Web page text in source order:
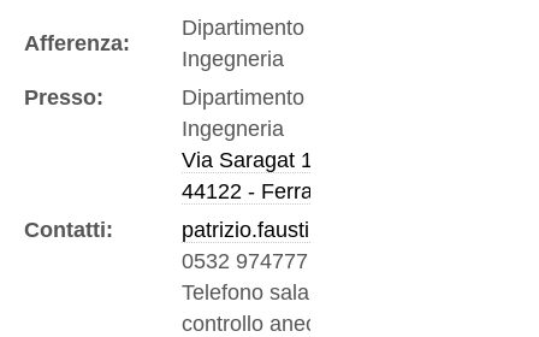
Afferenza:
Dipartimento di
Ingegneria
Presso:
Dipartimento di
Ingegneria
Via Saragat 1
44122 - Ferrara
Contatti:
patrizio.fausti@unife.it
0532 974777
Telefono sala
controllo anecoica